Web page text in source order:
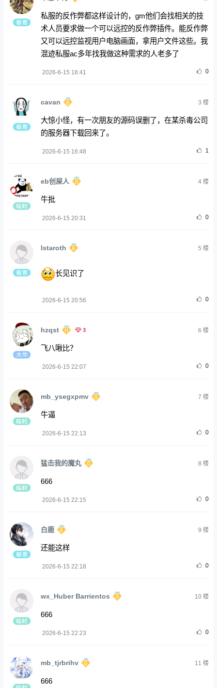
私服的反作弊都这样设计的，gm他们会找相关的技
术人员要求做一个可以远控的反作弊插件。能反作弊
又可以远控监视用户电脑画面，拿用户文件这些。我
混迹私服ac多年找我做这种需求的人老多了
2026-6-15 16:41 0
cavan 3 楼
大惊小怪，有一次朋友的源码误删了，在某杀毒公司
的服务器下载回来了。
2026-6-15 16:48 1
eb创屎人 4楼
牛批
2026-6-15 20:31 0
Istaroth 5 楼
长见识了
2026-6-15 20:56 0
hzqst 3 6 楼
飞八啾比？
2026-6-15 22:07 0
mb_ysegxpmv 7 楼
牛逼
2026-6-15 22:13 0
猛击我的魔丸 8 楼
666
2026-6-15 22:15 0
白鹿 9 楼
还能这样
2026-6-15 22:18 0
wx_Huber Barrientos 10楼
666
2026-6-15 22:23 0
mb_tjrbrihv 11 楼
666